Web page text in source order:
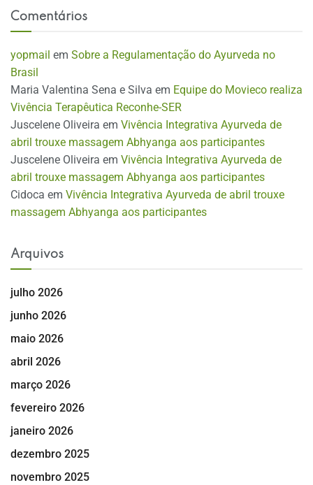
Comentários
yopmail em Sobre a Regulamentação do Ayurveda no
Brasil
Maria Valentina Sena e Silva em Equipe do Movieco realiza
Vivência Terapêutica Reconhe-SER
Juscelene Oliveira em Vivência Integrativa Ayurveda de
abril trouxe massagem Abhyanga aos participantes
Juscelene Oliveira em Vivência Integrativa Ayurveda de
abril trouxe massagem Abhyanga aos participantes
Cidoca em Vivência Integrativa Ayurveda de abril trouxe
massagem Abhyanga aos participantes
Arquivos
julho 2026
junho 2026
maio 2026
abril 2026
março 2026
fevereiro 2026
janeiro 2026
dezembro 2025
novembro 2025